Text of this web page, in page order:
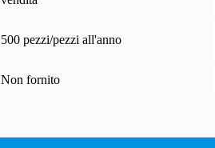
500 pezzi/pezzi all'anno
Non fornito